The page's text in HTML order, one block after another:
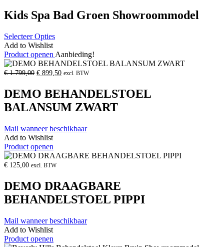
Kids Spa Bad Groen Showroommodel
Selecteer Opties
Add to Wishlist
Product openen Aanbieding!
€1.799,00 Oorspronkelijke
€
1.799,00.
€ 899,50Huidige
€
899,50.
excl. BTW
DEMO BEHANDELSTOEL
BALANSUM ZWART
Mail wanneer beschikbaar
Add to Wishlist
Product openen
€ 125,00 excl. BTW
DEMO DRAAGBARE
BEHANDELSTOEL PIPPI
Mail wanneer beschikbaar
Add to Wishlist
Product openen